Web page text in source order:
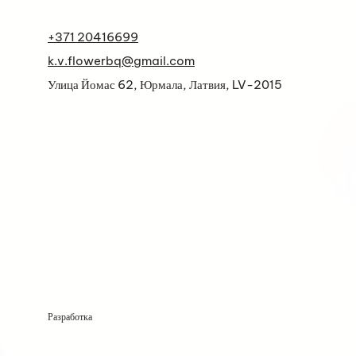
+371 20416699
k.v.flowerbq@gmail.com
Улица Йомас 62, Юрмала, Латвия, LV-2015
Разработка